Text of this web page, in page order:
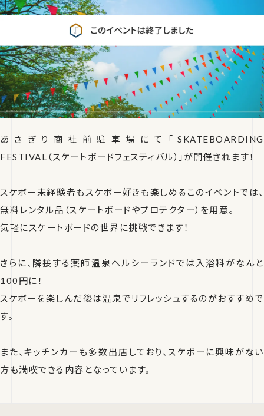
あさぎり商社前駐車場にて「SKATEBOARDING
FESTIVAL（スケートボードフェスティバル）」が開催されます！
スケボー未経験者もスケボー好きも楽しめるこのイベントでは、
無料レンタル品（スケートボードやプロテクター）を用意。
気軽にスケートボードの世界に挑戦できます！
さらに、隣接する薬師温泉ヘルシーランドでは入浴料がなんと
100円に！
スケボーを楽しんだ後は温泉でリフレッシュするのがおすすめで
す。
また、キッチンカーも多数出店しており、スケボーに興味がない
方も満喫できる内容となっています。